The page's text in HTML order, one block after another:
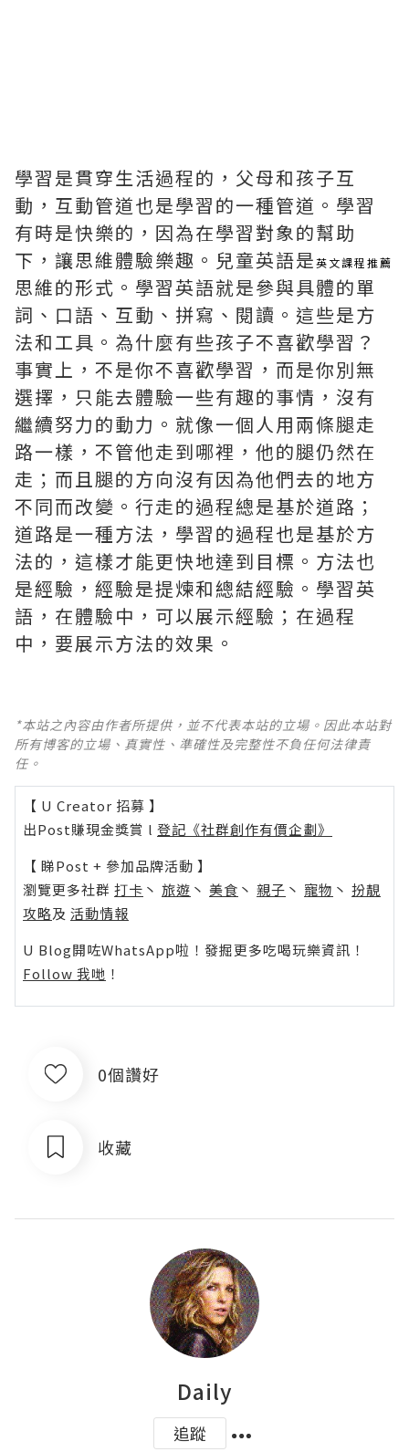
學習是貫穿生活過程的，父母和孩子互
動，互動管道也是學習的一種管道。學習
有時是快樂的，因為在學習對象的幫助
下，讓思維體驗樂趣。兒童英語是英文課程推薦
思維的形式。學習英語就是參與具體的單
詞、口語、互動、拼寫、閱讀。這些是方
法和工具。為什麼有些孩子不喜歡學習？
事實上，不是你不喜歡學習，而是你別無
選擇，只能去體驗一些有趣的事情，沒有
繼續努力的動力。就像一個人用兩條腿走
路一樣，不管他走到哪裡，他的腿仍然在
走；而且腿的方向沒有因為他們去的地方
不同而改變。行走的過程總是基於道路；
道路是一種方法，學習的過程也是基於方
法的，這樣才能更快地達到目標。方法也
是經驗，經驗是提煉和總結經驗。學習英
語，在體驗中，可以展示經驗；在過程
中，要展示方法的效果。
*本站之內容由作者所提供，並不代表本站的立場。因此本站對
所有博客的立場、真實性、準確性及完整性不負任何法律責
任。
【 U Creator 招募 】
出Post賺現金獎賞 l 登記《社群創作有價企劃》
【 睇Post + 參加品牌活動 】
瀏覽更多社群 打卡 丶 旅遊 丶 美食 丶 親子 丶 寵物 丶 扮靚
攻略及 活動情報
U Blog開咗WhatsApp啦！發掘更多吃喝玩樂資訊！
Follow 我哋 ！
0個讚好
收藏
Daily
追蹤